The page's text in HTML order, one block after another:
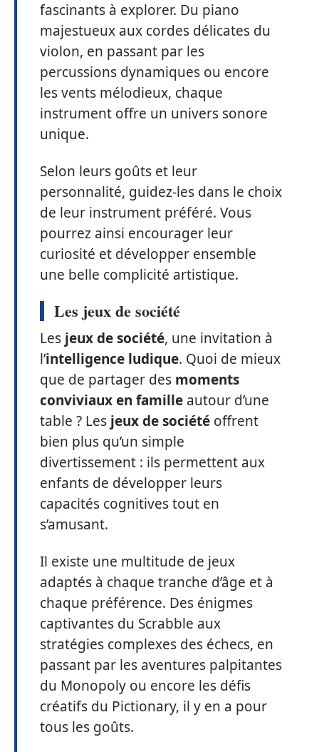
fascinants à explorer. Du piano
majestueux aux cordes délicates du
violon, en passant par les
percussions dynamiques ou encore
les vents mélodieux, chaque
instrument offre un univers sonore
unique.
Selon leurs goûts et leur
personnalité, guidez-les dans le choix
de leur instrument préféré. Vous
pourrez ainsi encourager leur
curiosité et développer ensemble
une belle complicité artistique.
Les jeux de société
Les jeux de société, une invitation à
l’intelligence ludique. Quoi de mieux
que de partager des moments
conviviaux en famille autour d’une
table ? Les jeux de société offrent
bien plus qu’un simple
divertissement : ils permettent aux
enfants de développer leurs
capacités cognitives tout en
s’amusant.
Il existe une multitude de jeux
adaptés à chaque tranche d’âge et à
chaque préférence. Des énigmes
captivantes du Scrabble aux
stratégies complexes des échecs, en
passant par les aventures palpitantes
du Monopoly ou encore les défis
créatifs du Pictionary, il y en a pour
tous les goûts.